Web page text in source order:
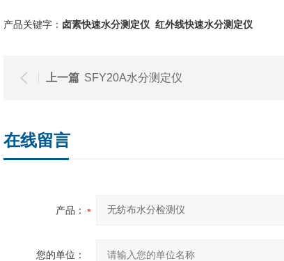
产品关键字： 卤素快速水分测定仪 红外线快速水分测定仪
上一篇 SFY20A水分测定仪
在线留言
产品：
您的单位：